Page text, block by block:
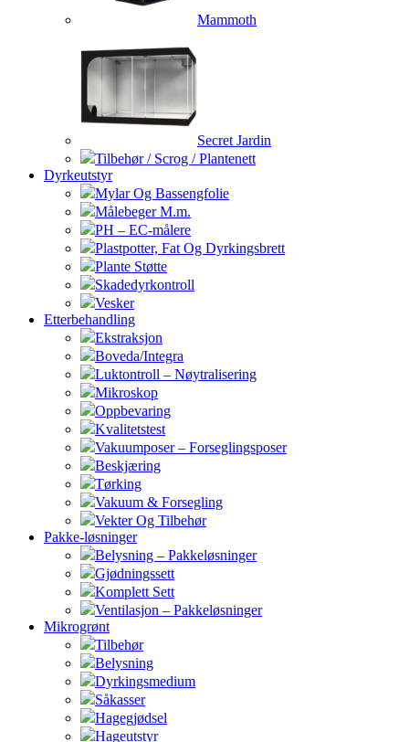
Mammoth
Secret Jardin
Tilbehør / Scrog / Plantenett
Dyrkeutstyr
Mylar Og Bassengfolie
Målebeger M.m.
PH – EC-målere
Plastpotter, Fat Og Dyrkingsbrett
Plante Støtte
Skadedyrkontroll
Vesker
Etterbehandling
Ekstraksjon
Boveda/Integra
Luktontroll – Nøytralisering
Mikroskop
Oppbevaring
Kvalitetstest
Vakuumposer – Forseglingsposer
Beskjæring
Tørking
Vakuum & Forsegling
Vekter Og Tilbehør
Pakke-løsninger
Belysning – Pakkeløsninger
Gjødningssett
Komplett Sett
Ventilasjon – Pakkeløsninger
Mikrogrønt
Tilbehør
Belysning
Dyrkingsmedium
Såkasser
Hagegjødsel
Hageutstyr